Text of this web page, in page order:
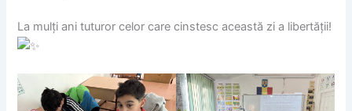
La mulți ani tuturor celor care cinstesc această zi a libertății!